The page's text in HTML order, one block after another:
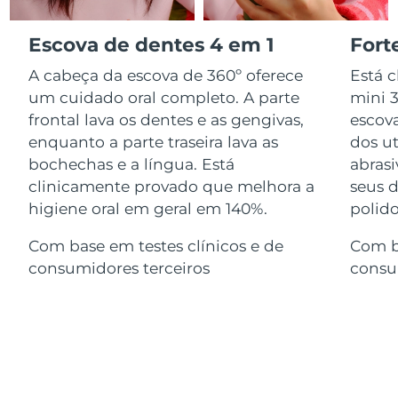
Escova de dentes 4 em 1
A cabeça da escova de 360º oferece
um cuidado oral completo. A parte
frontal lava os dentes e as gengivas,
enquanto a parte traseira lava as
bochechas e a língua. Está
clinicamente provado que melhora a
higiene oral em geral em 140%.
Com base em testes clínicos e de
consumidores terceiros
Está
mini
dos
seus
Com
Advanced pore care essentials
Serum
issa™ Teeth Whitening Gel
18% PAP
Cosméticos Homens
Comprar todos
SOBRE
Israel Entrega prevista 8/14/26
Itália Entrega prevista 8/10/26
Japão Entrega prevista 8/13/26
Jersey Entrega prevista 8/15/26
Cazaquistão Entrega prevista 8/12/26
Kuwait Entrega prevista 8/10/26